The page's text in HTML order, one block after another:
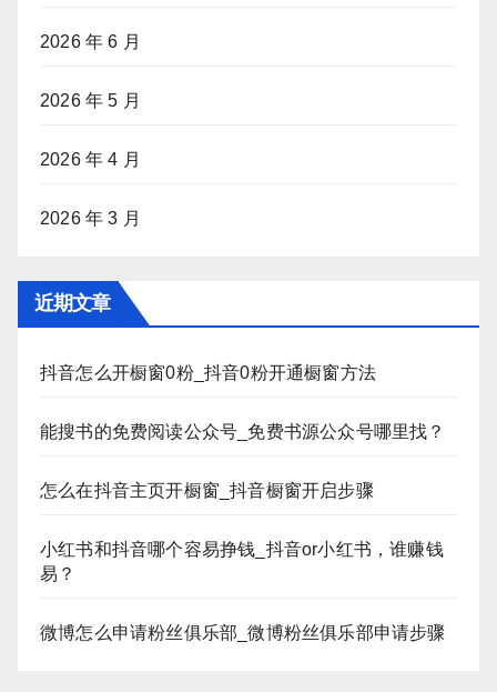
2026 年 6 月
2026 年 5 月
2026 年 4 月
2026 年 3 月
近期文章
抖音怎么开橱窗0粉_抖音0粉开通橱窗方法
能搜书的免费阅读公众号_免费书源公众号哪里找？
怎么在抖音主页开橱窗_抖音橱窗开启步骤
小红书和抖音哪个容易挣钱_抖音or小红书，谁赚钱
易？
微博怎么申请粉丝俱乐部_微博粉丝俱乐部申请步骤